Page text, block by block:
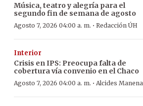
Música, teatro y alegría para el
segundo fin de semana de agosto
Agosto 7, 2026 04:00 a. m. · Redacción ÚH
Interior
Crisis en IPS: Preocupa falta de
cobertura vía convenio en el Chaco
Agosto 7, 2026 04:00 a. m. · Alcides Manena